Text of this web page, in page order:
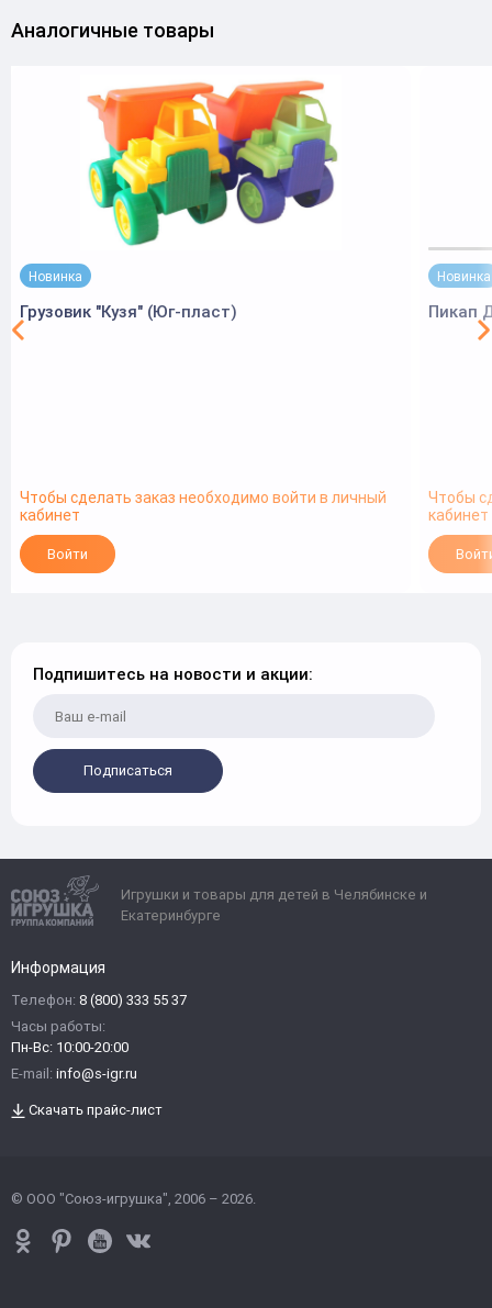
Аналогичные товары
Новинка
Грузовик "Кузя" (Юг-пласт)
Чтобы сделать заказ необходимо войти в личный
кабинет
Войти
Новинка
Пикап
Чтобы
кабинет
Подпишитесь на новости и акции:
Подписаться
Игрушки и товары для детей в Челябинске и
Екатеринбурге
Информация
Телефон: 8 (800) 333 55 37
Часы работы:
Пн-Вс: 10:00-20:00
E-mail: info@s-igr.ru
Скачать прайс-лист
© ООО "Союз-игрушка", 2006 – 2026.